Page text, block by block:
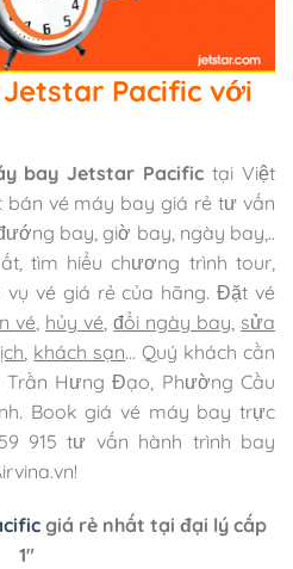
Pacific với
bay Jetstar Pacific tại Việt
bán vé máy bay giá rẻ tư vấn
bay, giờ bay, ngày bay,..
tìm hiểu chương trình tour,
vé giá rẻ của hãng. Đặt vé
vé hủy vé đổi ngày bay sửa
khách sạn… Quý khách cần
Trần Hưng Đạo, Phường Cầu
Book giá vé máy bay trực
915 tư vấn hành trình bay
giá rẻ nhất tại đại lý cấp
1″